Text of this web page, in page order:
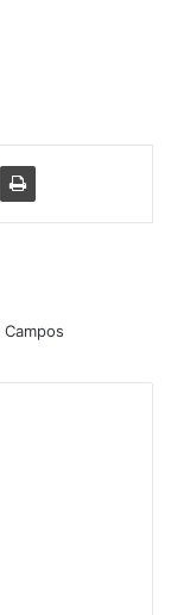
Campos